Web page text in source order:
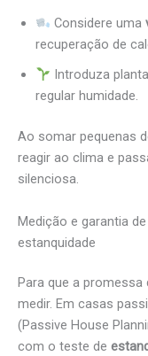
Considere uma
recuperação de
Introduza
regular humidade.
Ao somar pequenas
reagir ao clima e
silenciosa.
Medição e garantia
estanquidade
Para que a
medir. Em casas
(Passive House
com o teste de